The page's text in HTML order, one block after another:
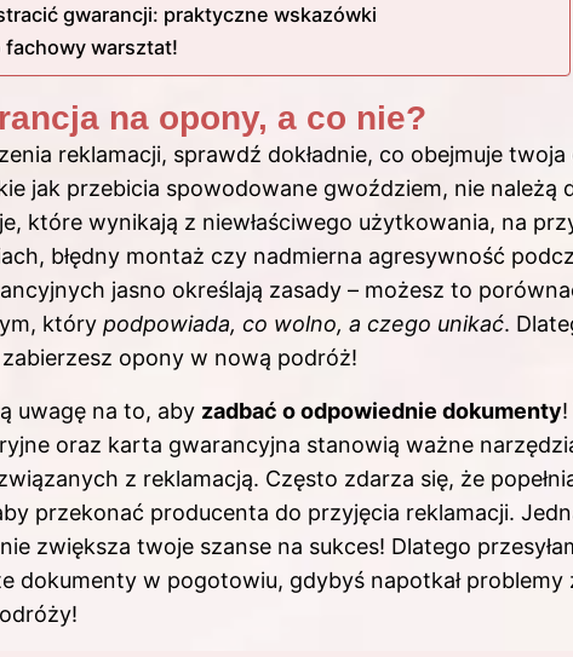
gwarancji: praktyczne wskazówki
fachowy warsztat!
na opony, a co nie?
reklamacji, sprawdź dokładnie, co obejmuje
jak przebicia spowodowane gwoździem, nie należą
które wynikają z niewłaściwego użytkowania, na
błędny montaż czy nadmierna agresywność
jasno określają zasady – możesz to
który podpowiada, co wolno, a czego unikać.
opony w nową podróż!
uwagę na to, aby zadbać o odpowiednie dokumenty
oraz karta gwarancyjna stanowią ważne
z reklamacją. Często zdarza się, że
przekonać producenta do przyjęcia reklamacji.
zwiększa twoje szanse na sukces! Dlatego
dokumenty w pogotowiu, gdybyś napotkał problemy